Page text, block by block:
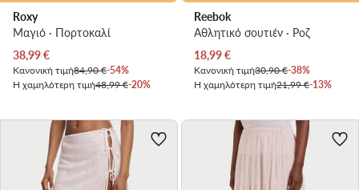
Roxy
Μαγιό · Πορτοκαλί
Τρέχουσα τιμή
38,99€
Κανονική τιμή84,90 €-54%
Η χαμηλότερη τιμή48,99 €-20%
Reebok
Αθλητικό σουτιέν · Ροζ
Τρέχουσα τιμή
18,99€
Κανονική τιμή30,90 €-38%
Η χαμηλότερη τιμή21,99 €-13%